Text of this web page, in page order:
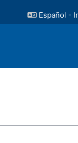
Español -